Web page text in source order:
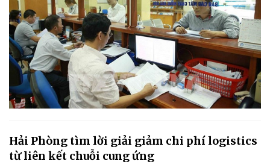
Hải Phòng tìm lời giải giảm chi phí logistics
từ liên kết chuỗi cung ứng